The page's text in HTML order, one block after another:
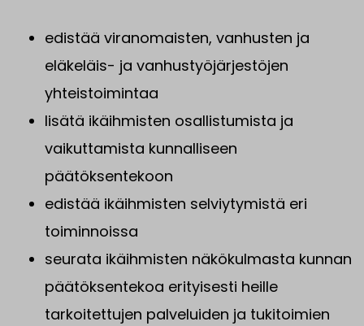
edistää viranomaisten, vanhusten ja
eläkeläis- ja vanhustyöjärjestöjen
yhteistoimintaa
lisätä ikäihmisten osallistumista ja
vaikuttamista kunnalliseen
päätöksentekoon
edistää ikäihmisten selviytymistä eri
toiminnoissa
seurata ikäihmisten näkökulmasta kunnan
päätöksentekoa erityisesti heille
tarkoitettujen palveluiden ja tukitoimien